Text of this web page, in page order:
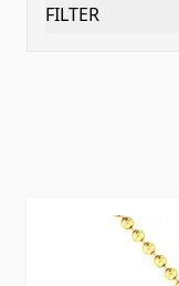
FILTER